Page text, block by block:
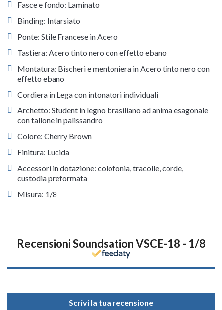
Fasce e fondo: Laminato
Binding: Intarsiato
Ponte: Stile Francese in Acero
Tastiera: Acero tinto nero con effetto ebano
Montatura: Bischeri e mentoniera in Acero tinto nero con
effetto ebano
Cordiera in Lega con intonatori individuali
Archetto: Student in legno brasiliano ad anima esagonale
con tallone in palissandro
Colore: Cherry Brown
Finitura: Lucida
Accessori in dotazione: colofonia, tracolle, corde,
custodia preformata
Misura: 1/8
Recensioni Soundsation VSCE-18 - 1/8
Scrivi la tua recensione